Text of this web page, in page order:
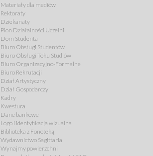
Materiały dla mediów
Rektoraty
Dziekanaty
Pion Działalności Uczelni
Dom Studenta
Biuro Obsługi Studentów
Biuro Obsługi Toku Studiów
Biuro Organizacyjno-Formalne
Biuro Rekrutacji
Dział Artystyczny
Dział Gospodarczy
Kadry
Kwestura
Dane bankowe
Logo i identyfikacja wizualna
Biblioteka z Fonoteką
Wydawnictwo Sagittaria
Wynajmy powierzchni